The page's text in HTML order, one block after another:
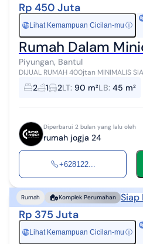
Rp 450 Juta
Rp Lihat Kemampuan Cicilan-mu ⓘ
Rumah Dalam
Piyungan, Bantul
DIJUAL RUMAH 400jtan MINIMALIS
DALAM MINI CLUSTER AREA PIYUNGAN Lokasi : Jl.Wonosari KM 10
Mojosari Sitimulyo Piyungan Ba...
2 1 2LT: 90 m²LB: 45 m²
Diperbarui 2 bulan yang lalu oleh
rumah jogja 24
+628122...
Rumah Komplek Perumahan Siap
Rp 375 Juta
Rp Lihat Kemampuan Cicilan-mu ⓘ